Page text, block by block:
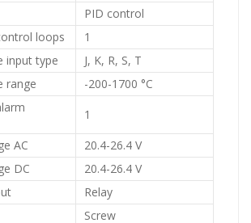
PID control
loops
1
input type
J, K, R, S, T
range
-200-1700 °C
1
AC
20.4-26.4 V
DC
20.4-26.4 V
Relay
Screw